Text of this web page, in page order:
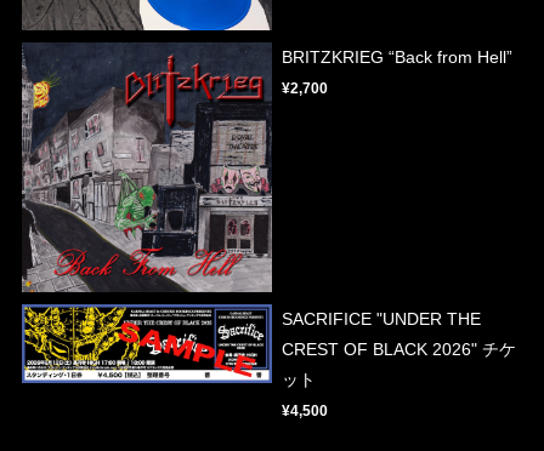
BRITZKRIEG “Back from Hell”
¥2,700
SACRIFICE "UNDER THE
CREST OF BLACK 2026" チケ
ット
¥4,500